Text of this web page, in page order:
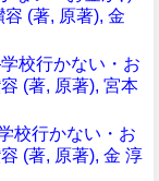
(著, 原著), 金
校行かない・お
(著, 原著), 宮本
校行かない・お
(著, 原著), 金 淳